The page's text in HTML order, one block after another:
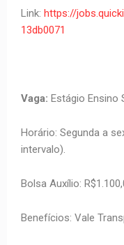
Link: https://
13db0071
Vaga: Estágio Ensino
Horário: Segunda a
intervalo).
Bolsa Auxílio:
Benefícios: Vale